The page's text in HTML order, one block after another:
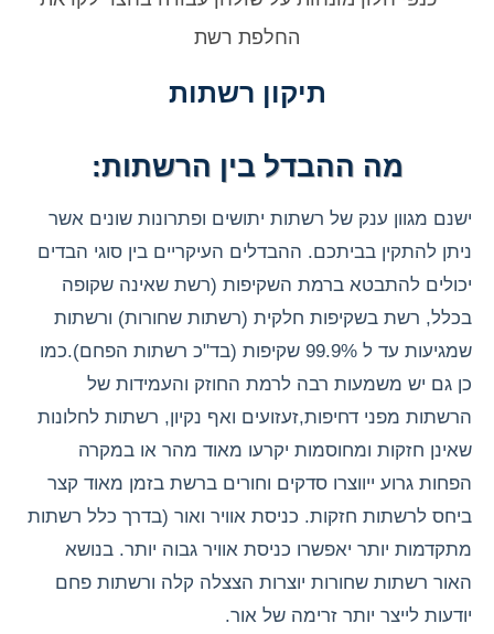
תיקון רשתות
מה ההבדל בין הרשתות:
ישנם מגוון ענק של רשתות יתושים ופתרונות שונים אשר
ניתן להתקין בביתכם. ההבדלים העיקריים בין סוגי הבדים
יכולים להתבטא ברמת השקיפות (רשת שאינה שקופה
בכלל, רשת בשקיפות חלקית (רשתות שחורות) ורשתות
שמגיעות עד ל 99.9% שקיפות (בד"כ רשתות הפחם).כמו
כן גם יש משמעות רבה לרמת החוזק והעמידות של
הרשתות מפני דחיפות,זעזועים ואף נקיון, רשתות לחלונות
שאינן חזקות ומחוסמות יקרעו מאוד מהר או במקרה
הפחות גרוע ייווצרו סדקים וחורים ברשת בזמן מאוד קצר
ביחס לרשתות חזקות. כניסת אוויר ואור (בדרך כלל רשתות
מתקדמות יותר יאפשרו כניסת אוויר גבוה יותר. בנושא
האור רשתות שחורות יוצרות הצצלה קלה ורשתות פחם
יודעות לייצר יותר זרימה של אור.